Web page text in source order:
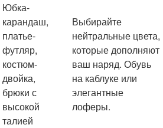
Юбка-
карандаш,
платье-
футляр,
костюм-
двойка,
брюки с
высокой
талией
Выбирайте
нейтральные цвета,
которые дополняют
ваш наряд. Обувь
на каблуке или
элегантные
лоферы.